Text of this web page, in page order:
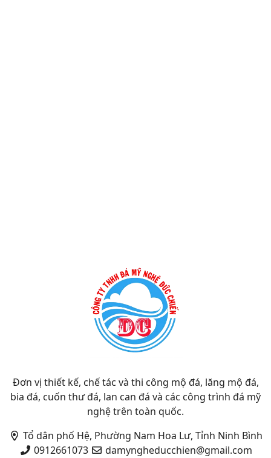
Đơn vị thiết kế, chế tác và thi công mộ đá, lăng mộ đá,
bia đá, cuốn thư đá, lan can đá và các công trình đá mỹ
nghệ trên toàn quốc.
Tổ dân phố Hệ, Phường Nam Hoa Lư, Tỉnh Ninh Bình
0912661073
damyngheducchien@gmail.com